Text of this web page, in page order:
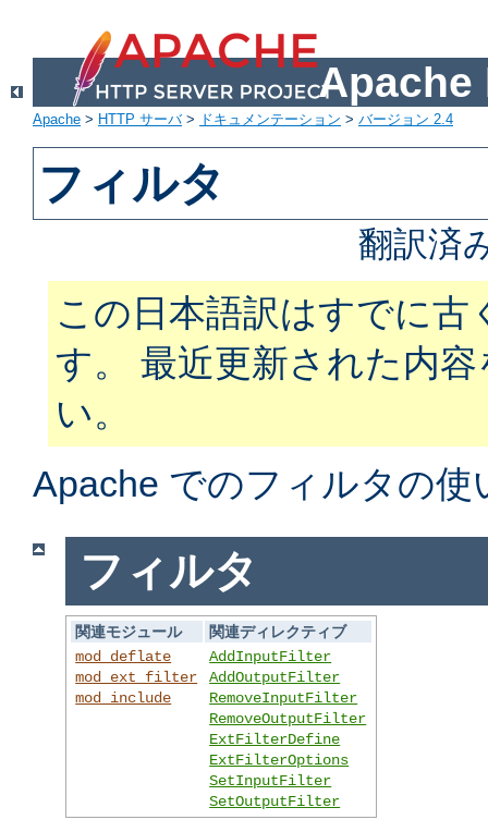
Apache
Apache > HTTP サーバ> ドキュメンテーション > バージョン 2.4
フィルタ
翻訳済
この日本語訳はすでに
す。 最近更新された内
い。
Apache でのフィルタの
フィルタ
関連モジュール
関連ディレクティブ
mod_deflate
mod_ext_filter
mod_include
AddInputFilter
AddOutputFilter
RemoveInputFilter
RemoveOutputFilter
ExtFilterDefine
ExtFilterOptions
SetInputFilter
SetOutputFilter